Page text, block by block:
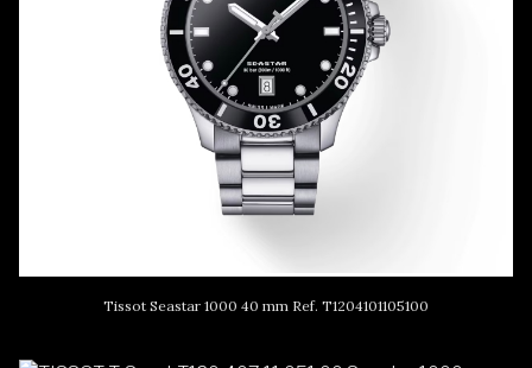
Tissot Seastar 1000 40 mm Ref. T1204101105100